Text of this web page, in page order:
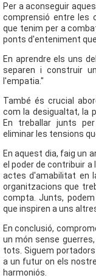
Per a aconseguir
comprensió entre les
que tenim per a
ponts d'enteniment
En aprendre els uns
separen i construir
l'empatia."
També és crucial
com la desigualtat, la
En treballar junts
eliminar les tensions
En aquest dia, faig un
el poder de contribuir a
actes d'amabilitat en
organitzacions que
compta. Junts,
que inspiren a uns
En conclusió,
un món sense
tots. Siguem portadors
a un futur on els
harmoniós.